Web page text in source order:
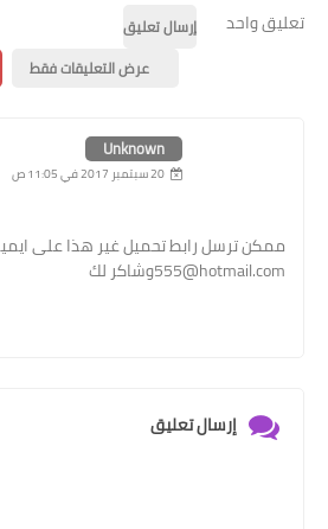
تعليق واحد
إرسال تعليق
عرض التعليقات فقط
Unknown
20 سبتمبر 2017 في 11:05 ص
555@hotmail.comوشاكر لك
إرسال تعليق